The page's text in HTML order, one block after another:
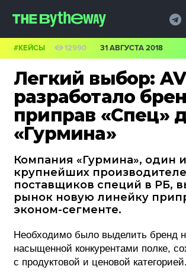
Легкий выбор:
разработало
приправ «Спец»
«Гурмина»
Компания «Гурмина», один
крупнейших
поставщиков специй в РБ,
рынок новую линейку
эконом-сегменте.
#КЕЙСЫ 12990 31 АВГУСТА 2018
Необходимо было выделить бренд
насыщенной конкурентами полке,
с продуктовой и ценовой категорией.
НОВОСТИ
PRO.ОБЗОР
КЕЙСЫ
КРЕАТИВА
БИЗНЕС И
ТЕХНОЛОГИИ
ФЕСТИВАЛИ